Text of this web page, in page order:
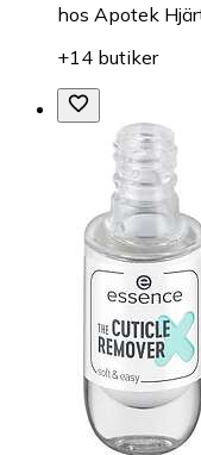
hos Apotek
+14 butiker